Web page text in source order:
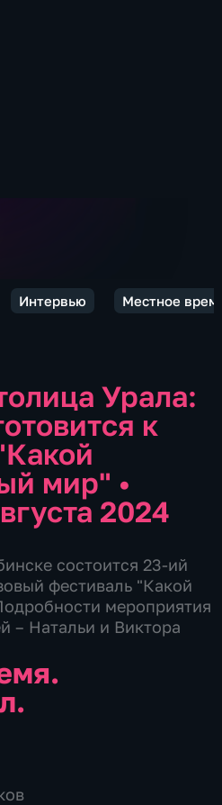
Интервью Местное
Урала:
к
мир" •
2024
состоится 23-ий
фестиваль "Какой
мероприятия
– Натальи и Виктора